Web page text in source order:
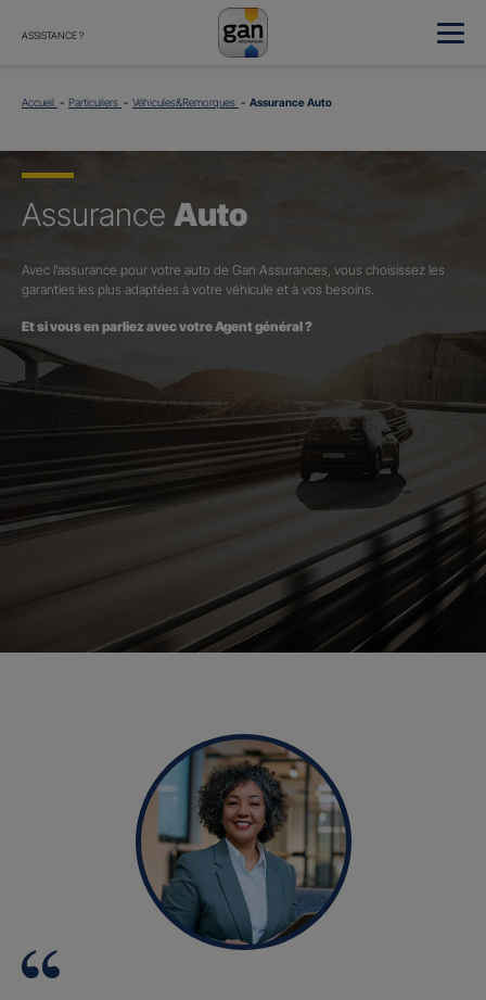
ASSISTANCE ?
Accueil Particuliers Véhicules&Remorques Assurance Auto
Assurance Auto
Avec l’assurance pour votre auto de Gan Assurances, vous choisissez les
garanties les plus adaptées à votre véhicule et à vos besoins.
Et si vous en parliez avec votre Agent général ?